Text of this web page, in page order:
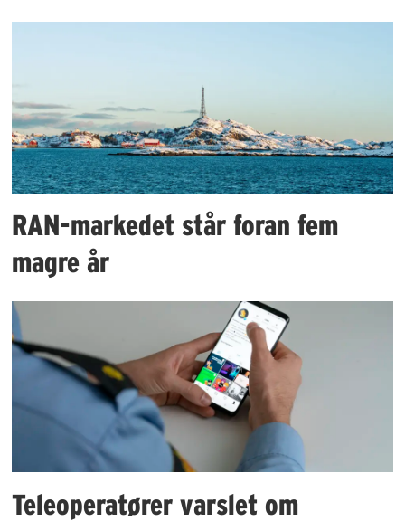
RAN-markedet står foran fem
magre år
Teleoperatører varslet om